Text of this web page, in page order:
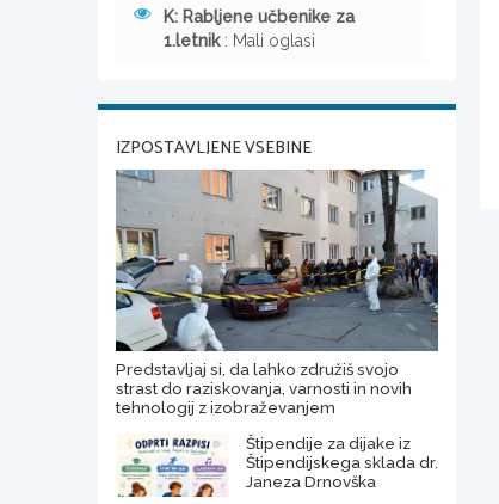
K: Rabljene učbenike za
1.letnik : Mali oglasi
IZPOSTAVLJENE VSEBINE
Predstavljaj si, da lahko združiš svojo
strast do raziskovanja, varnosti in novih
tehnologij z izobraževanjem
Štipendije za dijake iz
Štipendijskega sklada dr.
Janeza Drnovška